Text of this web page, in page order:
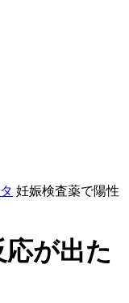
妊娠検査薬で陽性
が出た